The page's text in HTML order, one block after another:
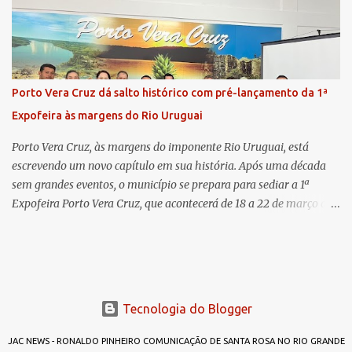
colega, que contribuirá no andamento dos processos. A Dra. Bruna,
por sua vez, se apresentou à comunidade. Ela atuou por 12 anos na
Comarca de Horizontina e foi promovida para Três de Maio, onde
já esteve em outras ocasiões substituindo a Dra. Carolina durante
períodos de férias. A nova promotora ressaltou o volume de
processos da comarca e a importância do trabalho conjunto,
permitindo a divisão de atividades e maior agilidade no
atendimento às demandas. A Comarca de Três de Maio abrang...
Porto Vera Cruz dá salto histórico com pré-lançamento da 1ª
Expofeira às margens do Rio Uruguai
Porto Vera Cruz, às margens do imponente Rio Uruguai, está
escrevendo um novo capítulo em sua história. Após uma década
sem grandes eventos, o município se prepara para sediar a 1ª
Expofeira Porto Vera Cruz, que acontecerá de 18 a 22 de março de
talentos da região. Mais do que um evento, a Expofeira surge como
um divisor de águas após dez anos sem feiras ou grandes
encontros capazes de projetar o nome do município em nível
Tecnologia do Blogger
JAC NEWS - RONALDO PINHEIRO COMUNICAÇÃO DE SANTA ROSA NO RIO GRANDE